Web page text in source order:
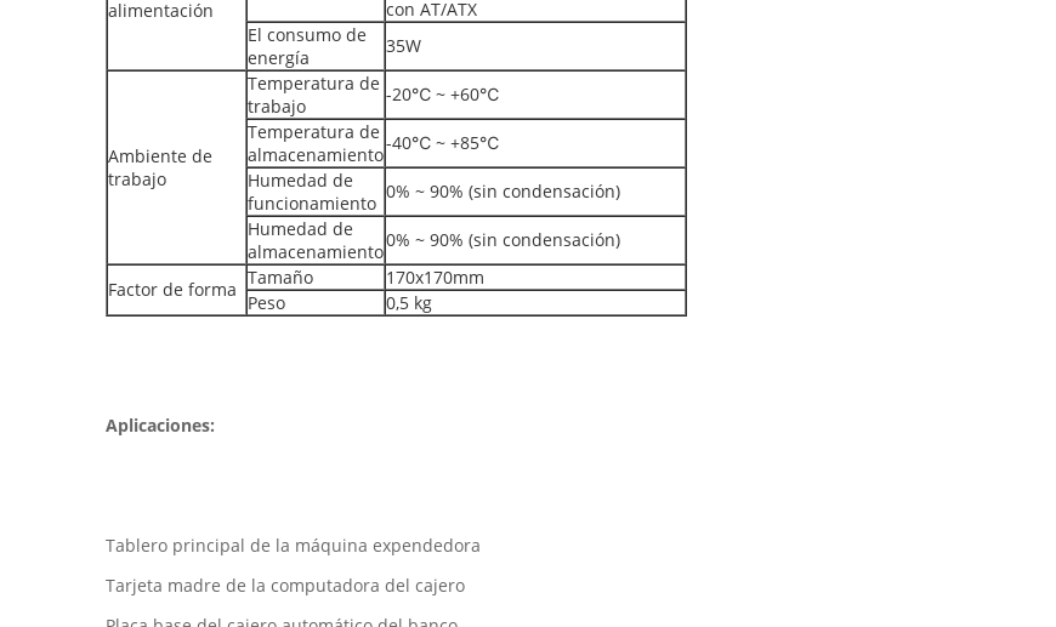
alimentación
con AT/ATX
El consumo de
energía
35W
Ambiente de
trabajo
Temperatura de
trabajo
-20℃ ~ +60℃
Temperatura de
almacenamiento
-40℃ ~ +85℃
Humedad de
funcionamiento
0% ~ 90% (sin condensación)
Humedad de
almacenamiento
0% ~ 90% (sin condensación)
Factor de forma
Tamaño
170x170mm
Peso
0,5 kg
Aplicaciones:
Tablero principal de la máquina expendedora
Tarjeta madre de la computadora del cajero